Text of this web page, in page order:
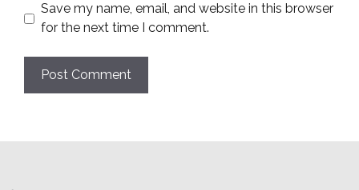
Save my name, email, and website in this browser
for the next time I comment.